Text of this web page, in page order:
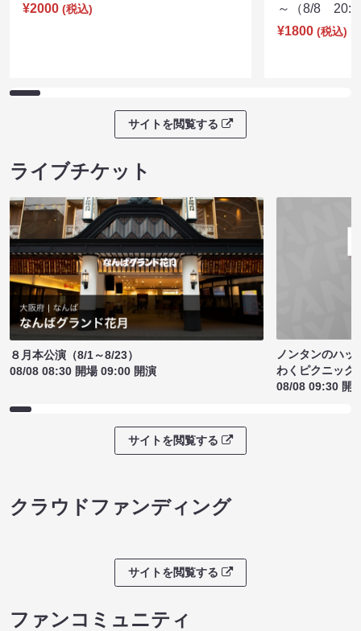
¥2000 (税込)
～（8/8
¥1800 (税込)
サイトを閲覧する
ライブチケット
８月本公演（8/1～8/23）
08/08 08:30 開場 09:00 開演
ノンタンのハッ
わくピクニック
08/08 09:30 開
サイトを閲覧する
クラウドファンディング
サイトを閲覧する
ファンコミュニティ